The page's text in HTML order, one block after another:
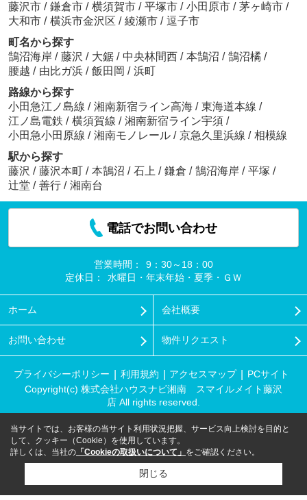
藤沢市 / 鎌倉市 / 横須賀市 / 平塚市 / 小田原市 / 茅ヶ崎市 /
大和市 / 横浜市金沢区 / 綾瀬市 / 逗子市
町名から探す
鵠沼海岸 / 藤沢 / 大鋸 / 中央林間西 / 本鵠沼 / 鵠沼橘 /
腰越 / 由比ガ浜 / 飯田岡 / 浜町
路線から探す
小田急江ノ島線 / 湘南新宿ライン高海 / 東海道本線 /
江ノ島電鉄 / 横須賀線 / 湘南新宿ライン宇須 /
小田急小田原線 / 湘南モノレール / 京急久里浜線 / 相模線
駅から探す
藤沢 / 藤沢本町 / 本鵠沼 / 石上 / 鎌倉 / 鵠沼海岸 / 平塚 /
辻堂 / 善行 / 湘南台
電話でお問い合わせ
営業時間：
9：30～18：00
定休日：
水曜日・年末年始・夏季・ＧＷ
ホーム 会社概要
お問い合わせ 物件リクエスト
プライバシーポリシー 利用規約 アクセスマップ
PCサイト
Copyright(c) 株式会社ハウスナビ湘南 スマイルメイト藤沢
店 All rights reserved.
当サイトでは、お客様の当サイト利用状況把握、サービス向上検討を目的と
して、クッキー（Cookie）を使用しています。
詳しくは、当社の 「Cookieの取扱いについて」 をご確認ください。
閉じる